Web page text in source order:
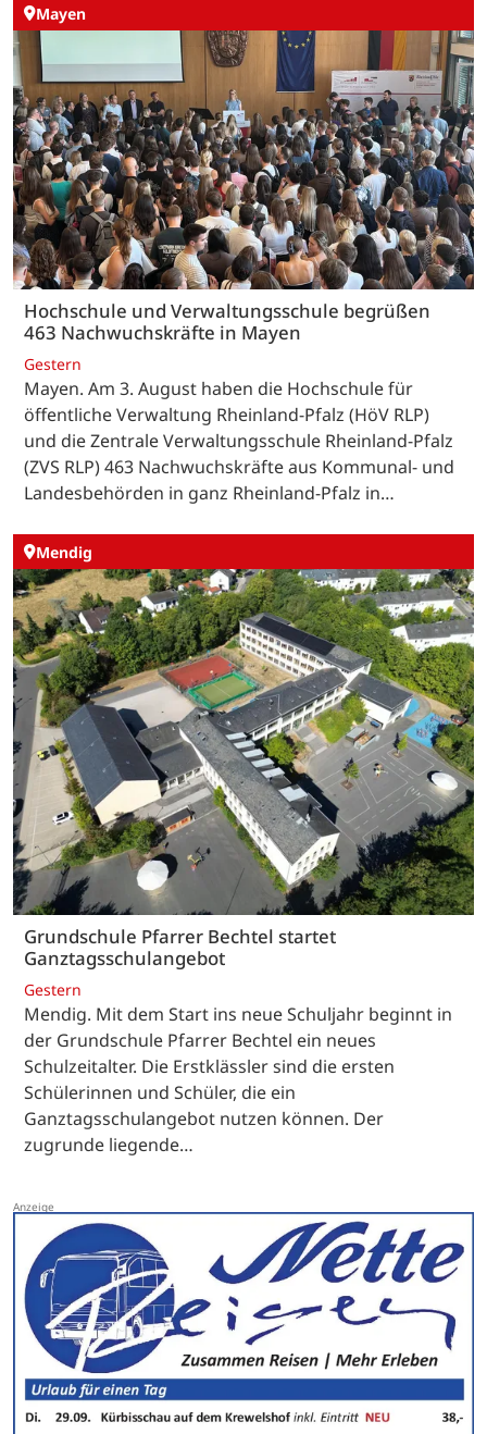
Mayen
Hochschule und Verwaltungsschule begrüßen
463 Nachwuchskräfte in Mayen
Gestern
Mayen. Am 3. August haben die Hochschule für
öffentliche Verwaltung Rheinland-Pfalz (HöV RLP)
und die Zentrale Verwaltungsschule Rheinland-Pfalz
(ZVS RLP) 463 Nachwuchskräfte aus Kommunal- und
Landesbehörden in ganz Rheinland-Pfalz in…
Mendig
Grundschule Pfarrer Bechtel startet
Ganztagsschulangebot
Gestern
Mendig. Mit dem Start ins neue Schuljahr beginnt in
der Grundschule Pfarrer Bechtel ein neues
Schulzeitalter. Die Erstklässler sind die ersten
Schülerinnen und Schüler, die ein
Ganztagsschulangebot nutzen können. Der
zugrunde liegende…